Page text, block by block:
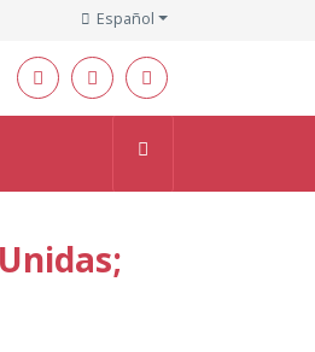
Español